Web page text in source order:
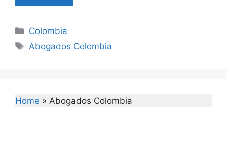
Categories
Colombia
Tags
Abogados Colombia
Home » Abogados Colombia